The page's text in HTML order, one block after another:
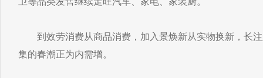
到效劳消费从商品消费，加入景焕新从实物换新，长注
集的春潮正为内需增。